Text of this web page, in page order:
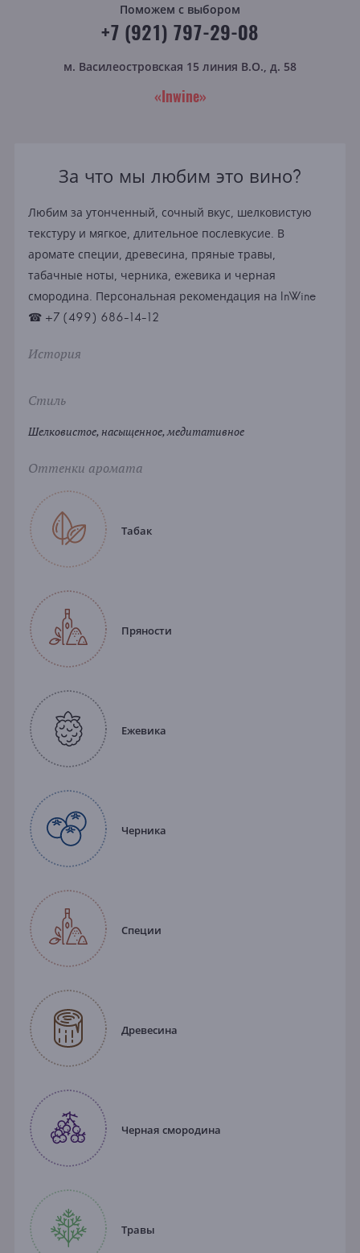
Поможем с выбором
+7 (921) 797-29-08
м. Василеостровская 15 линия В.О., д. 58
«Inwine»
За что мы любим это вино?
Любим за утонченный, сочный вкус, шелковистую
текстуру и мягкое, длительное послевкусие. В
аромате специи, древесина, пряные травы,
табачные ноты, черника, ежевика и черная
смородина. Персональная рекомендация на InWine
☎ +7 (499) 686-14-12
История
Стиль
Шелковистое, насыщенное, медитативное
Оттенки аромата
Табак
Пряности
Ежевика
Черника
Специи
Древесина
Черная смородина
Травы